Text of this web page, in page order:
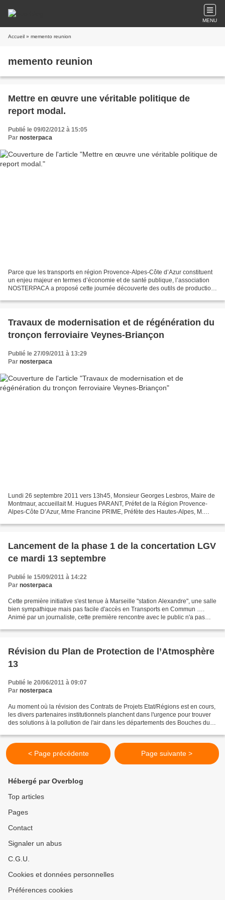
MENU
Accueil » memento reunion
memento reunion
Mettre en œuvre une véritable politique de
report modal.
Publié le 09/02/2012 à 15:05
Par nosterpaca
Parce que les transports en région Provence-Alpes-Côte d’Azur constituent
un enjeu majeur en termes d’économie et de santé publique, l’association
NOSTERPACA a proposé cette journée découverte des outils de production
Travaux de modernisation et de régénération du
tronçon ferroviaire Veynes-Briançon
Publié le 27/09/2011 à 13:29
Par nosterpaca
Lundi 26 septembre 2011 vers 13h45, Monsieur Georges Lesbros, Maire de
Montmaur, accueillait M. Hugues PARANT, Préfet de la Région Provence-
Alpes-Côte D’Azur, Mme Francine PRIME, Préfète des Hautes-Alpes, M.
Lancement de la phase 1 de la concertation LGV
ce mardi 13 septembre
Publié le 15/09/2011 à 14:22
Par nosterpaca
Cette première initiative s'est tenue à Marseille "station Alexandre", une salle
bien sympathique mais pas facile d'accès en Transports en Commun ….
Animé par un journaliste, cette première rencontre avec le public n'a pas
Révision du Plan de Protection de l’Atmosphère
13
Publié le 20/06/2011 à 09:07
Par nosterpaca
Au moment où la révision des Contrats de Projets Etat/Régions est en cours,
les divers partenaires institutionnels planchent dans l'urgence pour trouver
des solutions à la pollution de l'air dans les départements des Bouches du
< Page précédente Page suivante >
Hébergé par Overblog
Top articles
Pages
Contact
Signaler un abus
C.G.U.
Cookies et données personnelles
Préférences cookies